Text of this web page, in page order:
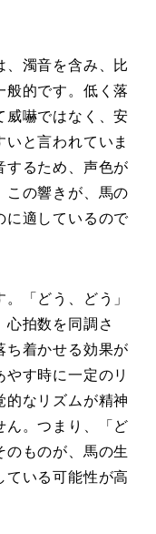
、濁音を含み、比
般的です。低く落
威嚇ではなく、安
と言われていま
するため、声色が
この響きが、馬の
に適しているので
「どう、どう」
心拍数を同調さ
ち着かせる効果が
す時に一定のリ
的なリズムが精神
ん。つまり、「ど
のものが、馬の生
ている可能性が高